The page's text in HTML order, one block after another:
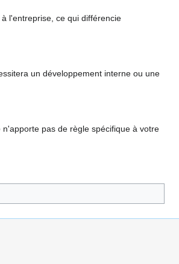
l'entreprise, ce qui différencie
un développement interne ou une
pas de règle spécifique à votre